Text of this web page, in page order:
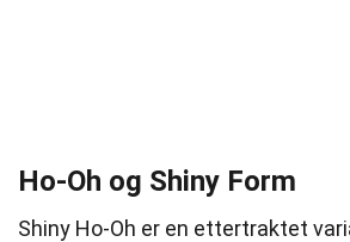
Ho-Oh og Shiny Form
Shiny Ho-Oh er en ettertraktet